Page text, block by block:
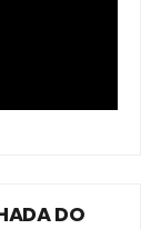
DO